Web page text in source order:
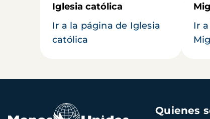
Iglesia católica
Ir a la página de Iglesia
católica
Ir
Navegación
Quienes